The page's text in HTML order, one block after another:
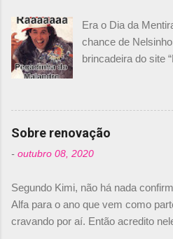
r
i
o
Era o Dia da
chance de
brincadeira do site
de abril –,
comprado 15%
com isso, um
foi esclarecida de
Daniele Audetto,
não será o
2010. "Na verdade,
de Piquet", admitiu
Sobre renovação
- outubro 08, 2020
Segundo Kimi, não há nada
Alfa para o ano que vem como
cravando por aí. Então acredito